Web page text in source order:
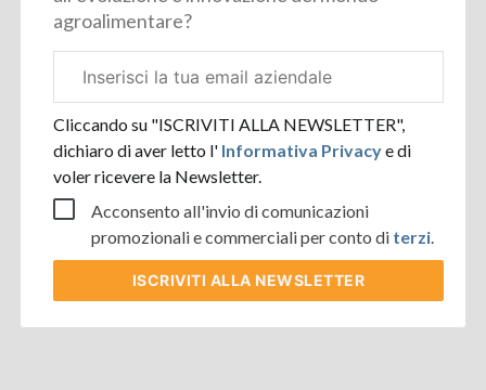
agroalimentare?
aziendale
Cliccando su "ISCRIVITI ALLA NEWSLETTER",
dichiaro di aver letto l' Informativa Privacye di
voler ricevere la Newsletter.
Acconsento all'invio di comunicazioni
promozionali e commerciali per conto di terzi
ISCRIVITI ALLA NEWSLETTER